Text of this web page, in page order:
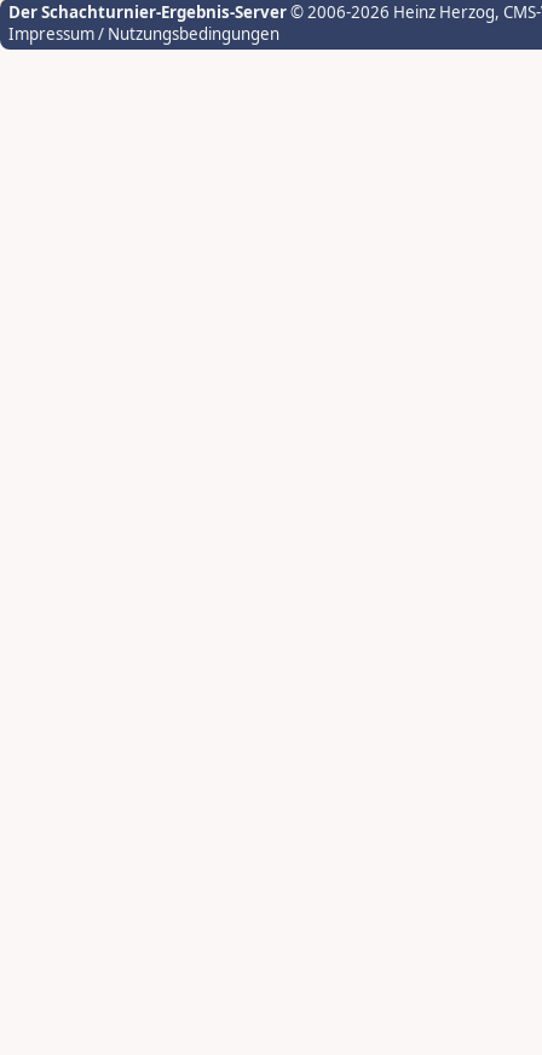
Der Schachturnier-Ergebnis-Server© 2006-2026 Heinz Herzog,
Impressum / Nutzungsbedingungen